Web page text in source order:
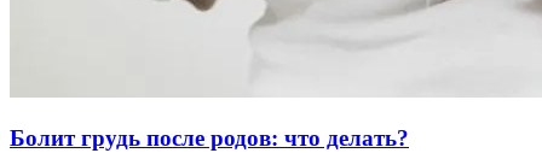
Болит грудь после родов: что делать?